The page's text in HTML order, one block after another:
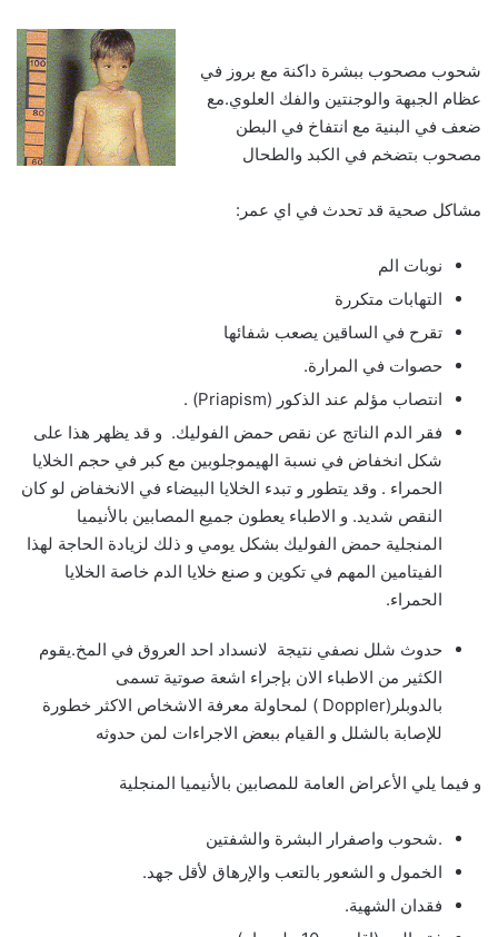
شحوب مصحوب ببشرة داكنة مع بروز في
عظام الجبهة والوجنتين والفك العلوي.مع
ضعف في البنية مع انتفاخ في البطن
مصحوب بتضخم في الكبد والطحال
مشاكل صحية قد تحدث في اي عمر:
نوبات الم
التهابات متكررة
تقرح في الساقين يصعب شفائها
حصوات في المرارة.
انتصاب مؤلم عند الذكور (Priapism) .
فقر الدم الناتج عن نقص حمض الفوليك. و قد يظهر هذا على
شكل انخفاض في نسبة الهيموجلوبين مع كبر في حجم الخلايا
الحمراء . وقد يتطور و تبدء الخلايا البيضاء في الانخفاض لو كان
النقص شديد. و الاطباء يعطون جميع المصابين بالأنيميا
المنجلية حمض الفوليك بشكل يومي و ذلك لزيادة الحاجة لهذا
الفيتامين المهم في تكوين و صنع خلايا الدم خاصة الخلايا
الحمراء.
حدوث شلل نصفي نتيجة لانسداد احد العروق في المخ.يقوم
الكثير من الاطباء الان بإجراء اشعة صوتية تسمى
بالدوبلر(Doppler ) لمحاولة معرفة الاشخاص الاكثر خطورة
للإصابة بالشلل و القيام ببعض الاجراءات لمن حدوثه
و فيما يلي الأعراض العامة للمصابين بالأنيميا المنجلية
.شحوب واصفرار البشرة والشفتين
الخمول و الشعور بالتعب والإرهاق لأقل جهد.
فقدان الشهية.